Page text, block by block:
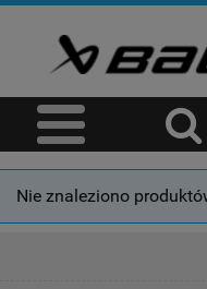
Nie znaleziono